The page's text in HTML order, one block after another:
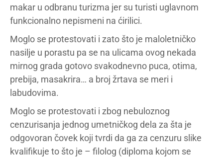
makar u odbranu turizma jer su turisti uglavnom
funkcionalno nepismeni na ćirilici.
Moglo se protestovati i zato što je maloletničko
nasilje u porastu pa se na ulicama ovog nekada
mirnog grada gotovo svakodnevno puca, otima,
prebija, masakrira… a broj žrtava se meri i
labudovima.
Moglo se protestovati i zbog nebuloznog
cenzurisanja jednog umetničkog dela za šta je
odgovoran čovek koji tvrdi da ga za cenzuru slike
kvalifikuje to što je – filolog (diploma kojom se